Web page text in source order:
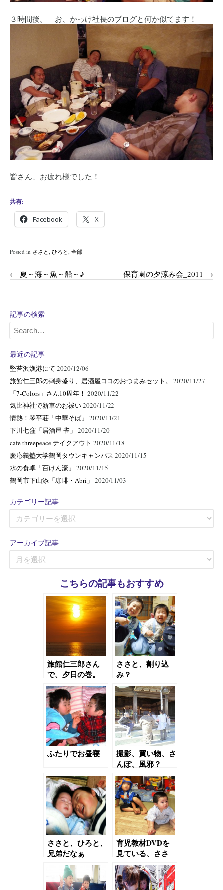
３時間後。 お、かっけ社長のブログと何か似てます！
皆さん、お疲れ様でした！
共有:
Facebook X
Posted in ささと, ひろと, 全部
Post
← 夏～海～魚～船～♪ 保育園の夕涼み会_2011 →
記事の検索
最近の記事
堅苔沢漁港にて 2020/12/06
旅館仁三郎の刺身盛り、居酒屋ココのおつまみセット。
2020/11/27
「7-Colors」さん10周年！ 2020/11/22
気比神社で新車のお祓い2020/11/22
情熱！琴平荘「中華そば」 2020/11/21
下川七窪「居酒屋 雀」 2020/11/20
cafe threepeace テイクアウト 2020/11/18
慶応義塾大学鶴岡タウンキャンパス 2020/11/15
水の食卓「百けん濠」 2020/11/15
鶴岡市下山添「珈琲・Abri」 2020/11/03
カテゴリー記事
テ
リ
記
アーカイブ記事
ー
こちらの記事もおすすめ
旅館仁三郎さん
で、夕日の巻。
ささと、割り込
み？
ふたりでお昼寝
撮影、買い物、さ
んぽ、風邪？
ささと、ひろと、
兄弟だなぁ
育児教材DVDを
見ている、ささ
と、ひろと